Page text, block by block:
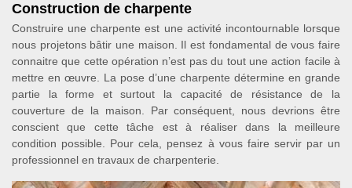
Construction de charpente
Construire une charpente est une activité incontournable lorsque
nous projetons bâtir une maison. Il est fondamental de vous faire
connaitre que cette opération n’est pas du tout une action facile à
mettre en œuvre. La pose d’une charpente détermine en grande
partie la forme et surtout la capacité de résistance de la
couverture de la maison. Par conséquent, nous devrions être
conscient que cette tâche est à réaliser dans la meilleure
condition possible. Pour cela, pensez à vous faire servir par un
professionnel en travaux de charpenterie.